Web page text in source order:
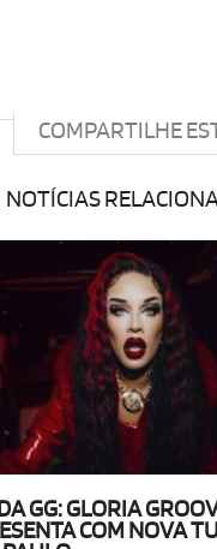
COMPARTILHE
NOTÍCIAS
GG: GLORIA
COM NOVA